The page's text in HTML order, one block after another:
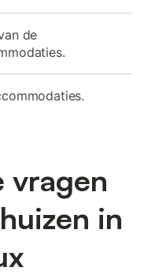
de
vragen
in